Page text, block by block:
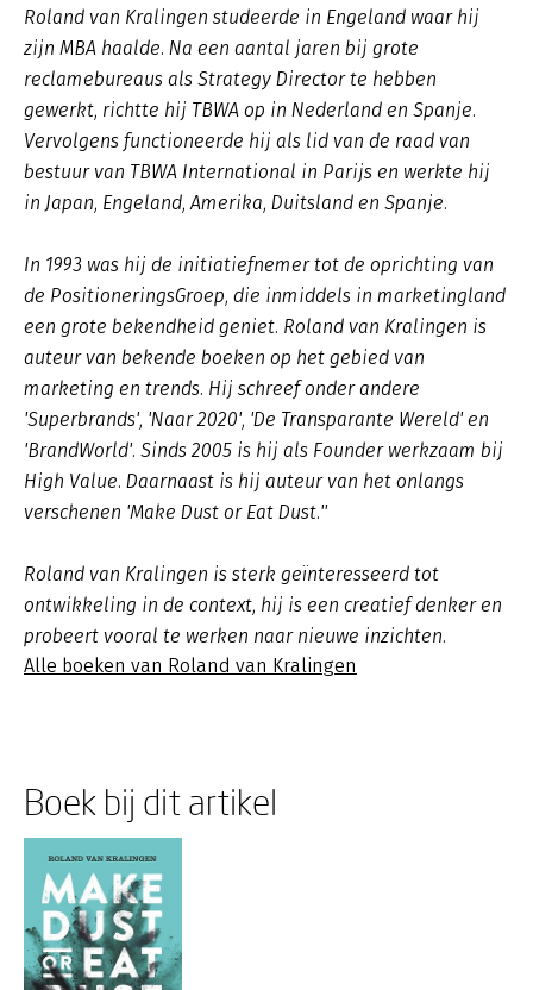
Roland van Kralingen studeerde in Engeland waar hij
zijn MBA haalde. Na een aantal jaren bij grote
reclamebureaus als Strategy Director te hebben
gewerkt, richtte hij TBWA op in Nederland en Spanje.
Vervolgens functioneerde hij als lid van de raad van
bestuur van TBWA International in Parijs en werkte hij
in Japan, Engeland, Amerika, Duitsland en Spanje.
In 1993 was hij de initiatiefnemer tot de oprichting van
de PositioneringsGroep, die inmiddels in marketingland
een grote bekendheid geniet. Roland van Kralingen is
auteur van bekende boeken op het gebied van
marketing en trends. Hij schreef onder andere
'Superbrands', 'Naar 2020', 'De Transparante Wereld' en
'BrandWorld'. Sinds 2005 is hij als Founder werkzaam bij
High Value. Daarnaast is hij auteur van het onlangs
verschenen 'Make Dust or Eat Dust.''
Roland van Kralingen is sterk geïnteresseerd tot
ontwikkeling in de context, hij is een creatief denker en
probeert vooral te werken naar nieuwe inzichten.
Alle boeken van Roland van Kralingen
Boek bij dit artikel